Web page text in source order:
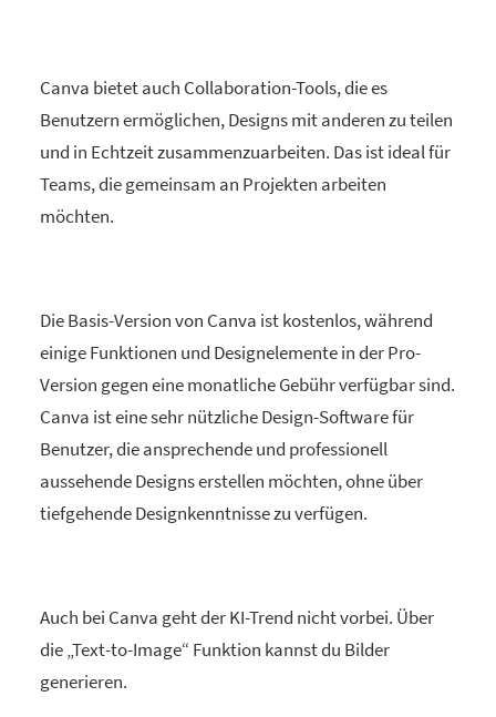
Canva bietet auch Collaboration-Tools, die es
Benutzern ermöglichen, Designs mit anderen zu teilen
und in Echtzeit zusammenzuarbeiten. Das ist ideal für
Teams, die gemeinsam an Projekten arbeiten
möchten.
Die Basis-Version von Canva ist kostenlos, während
einige Funktionen und Designelemente in der Pro-
Version gegen eine monatliche Gebühr verfügbar sind.
Canva ist eine sehr nützliche Design-Software für
Benutzer, die ansprechende und professionell
aussehende Designs erstellen möchten, ohne über
tiefgehende Designkenntnisse zu verfügen.
Auch bei Canva geht der KI-Trend nicht vorbei. Über
die „Text-to-Image“ Funktion kannst du Bilder
generieren.